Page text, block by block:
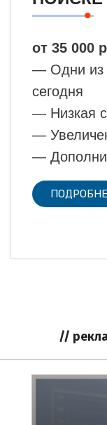
от 35 000
— Одни из
сегодня
— Низкая
—
—
//